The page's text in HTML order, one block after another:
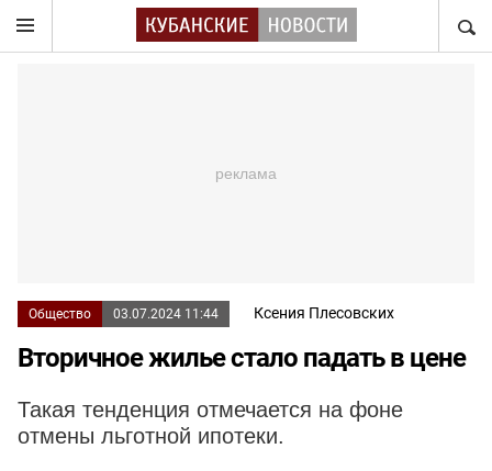
Общество 03.07.2024 11:44 Ксения Плесовских
Вторичное жилье стало падать в цене
Такая тенденция отмечается на фоне
отмены льготной ипотеки.